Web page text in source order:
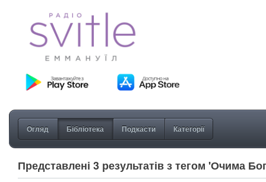
Огляд Бібліотека Подкасти Категорії
Представлені 3 результатів з тегом 'Очима